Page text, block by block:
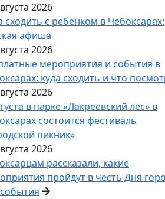
2026
сходить с ребенком в Чебоксарах:
афиша
2026
мероприятия и события в
куда сходить и что
2026
в парке «Лакреевский лес» в
состоится фестиваль
пикник»
2026
рассказали, какие
пройдут в честь Дня